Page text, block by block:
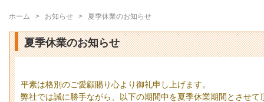
ホーム > お知らせ > 夏季休業のお知らせ
夏季休業のお知らせ
平素は格別のご愛顧賜り心より御礼申し上げます。
弊社では誠に勝手ながら、以下の期間中を夏季休業期間とさせて